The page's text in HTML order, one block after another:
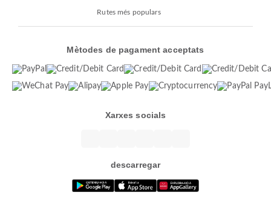
Rutes més populars
Mètodes de pagament acceptats
Xarxes socials
descarregar